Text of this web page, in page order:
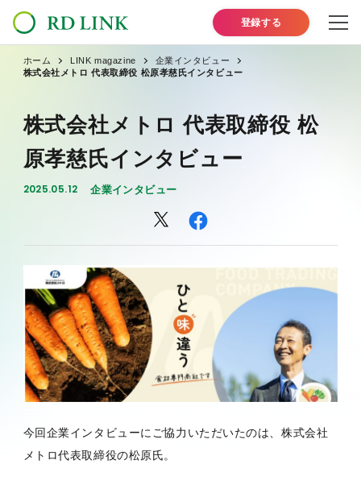
登録する
ホーム LINK magazine
企業インタビュー
株式会社メトロ 代表取締役 松原孝慈氏インタビュー
株式会社メトロ 代表取締役 松
原孝慈氏インタビュー
2025.05.12 企業インタビュー
今回企業インタビューにご協力いただいたのは、株式会社
メトロ代表取締役の松原氏。